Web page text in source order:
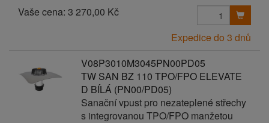
Vaše cena: 3 270,00 Kč
Expedice do 3 dnů
V08P3010M3045PN00PD05
TW SAN BZ 110 TPO/FPO ELEVATE
D BÍLÁ (PN00/PD05)
Sanační vpust pro nezateplené střechy
s integrovanou TPO/FPO manžetou